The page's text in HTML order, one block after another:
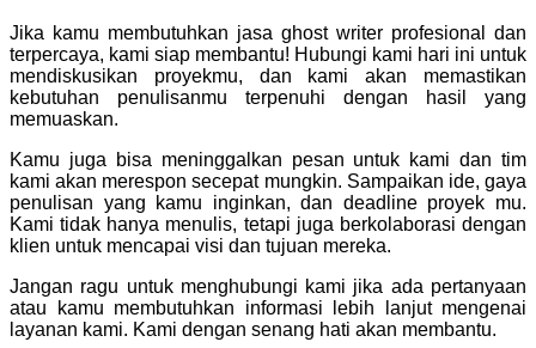
Jika kamu membutuhkan jasa ghost writer profesional dan
terpercaya, kami siap membantu! Hubungi kami hari ini untuk
mendiskusikan proyekmu, dan kami akan memastikan
kebutuhan penulisanmu terpenuhi dengan hasil yang
memuaskan.
Kamu juga bisa meninggalkan pesan untuk kami dan tim
kami akan merespon secepat mungkin. Sampaikan ide, gaya
penulisan yang kamu inginkan, dan deadline proyek mu.
Kami tidak hanya menulis, tetapi juga berkolaborasi dengan
klien untuk mencapai visi dan tujuan mereka.
Jangan ragu untuk menghubungi kami jika ada pertanyaan
atau kamu membutuhkan informasi lebih lanjut mengenai
layanan kami. Kami dengan senang hati akan membantu.